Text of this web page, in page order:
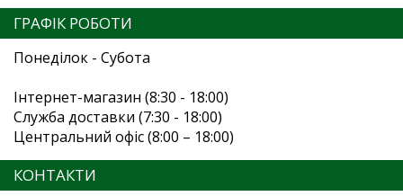
ГРАФІК РОБОТИ
Понеділок - Субота
Інтернет-магазин (8:30 - 18:00)
Служба доставки (7:30 - 18:00)
Центральний офіс (8:00 – 18:00)
КОНТАКТИ